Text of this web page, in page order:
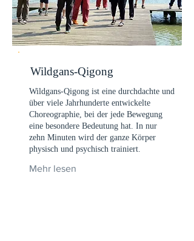
Wildgans-Qigong
Wildgans-Qigong ist eine durchdachte und
über viele Jahrhunderte entwickelte
Choreographie, bei der jede Bewegung
eine besondere Bedeutung hat. In nur
zehn Minuten wird der ganze Körper
physisch und psychisch trainiert.
Mehr lesen